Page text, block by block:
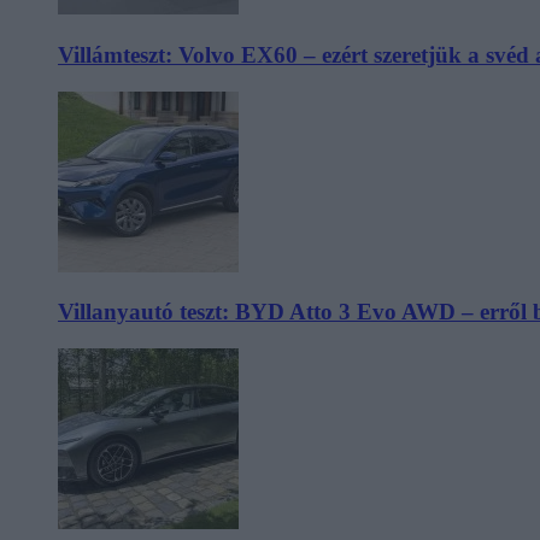
Villámteszt: Volvo EX60 – ezért szeretjük a svéd
Villanyautó teszt: BYD Atto 3 Evo AWD – erről